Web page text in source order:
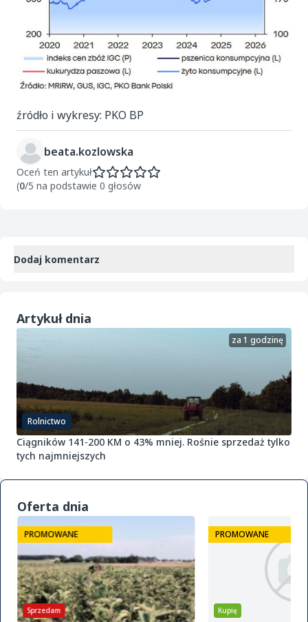
źródło i wykresy: PKO BP
beata.kozlowska
Oceń ten artykuł
(0/5 na podstawie 0 głosów
Dodaj komentarz
Artykuł dnia
Rolnictwo
za 1 godzinę
Ciągników 141-200 KM o 43% mniej. Rośnie sprzedaż tylko
tych najmniejszych
Oferta dnia
Sprzedam
PROMOWANE
Kupię
PROMOWANE